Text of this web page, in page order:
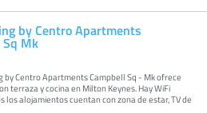
by Centro Apartments
Sq Mk
by Centro Apartments Campbell Sq - Mk ofrece
terraza y cocina en Milton Keynes. Hay WiFi
los alojamientos cuentan con zona de estar, TV de